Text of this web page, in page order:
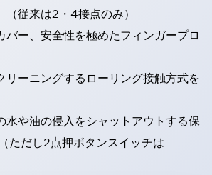
（従来は2・4接点のみ）
バー、安全性を極めたフィンガープロ
リーニングするローリング接触方式を
水や油の侵入をシャットアウトする保
ただし2点押ボタンスイッチは